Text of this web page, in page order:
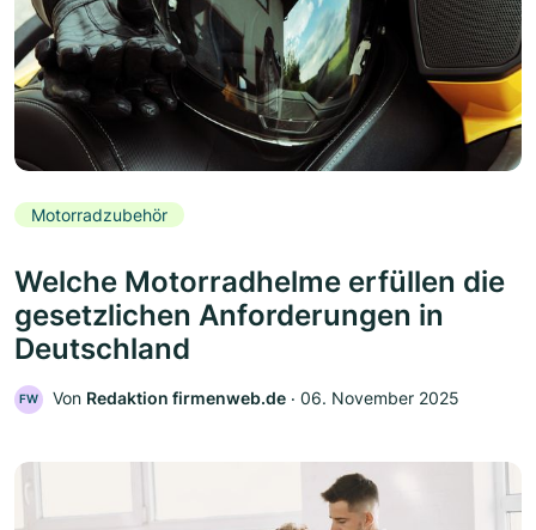
Motorradzubehör
Welche Motorradhelme erfüllen die
gesetzlichen Anforderungen in
Deutschland
FW Von Redaktion firmenweb.de ‧ 06. November 2025